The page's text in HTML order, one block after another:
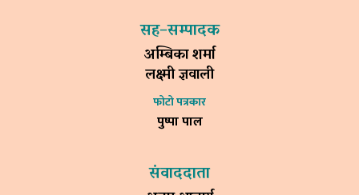
सह–सम्पादक
अम्बिका शर्मा
लक्ष्मी ज्ञवाली
फोटो पत्रकार
पुष्पा पाल
संवाददाता